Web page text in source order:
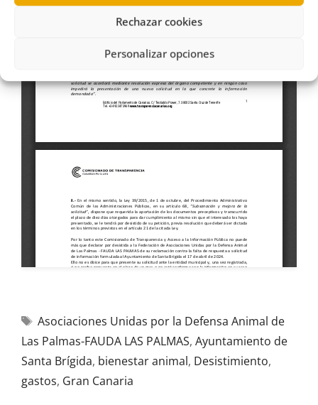
Rechazar cookies
Personalizar opciones
Asociaciones Unidas por la Defensa Animal de
Las Palmas-FAUDA LAS PALMAS, Ayuntamiento de
Santa Brígida, bienestar animal, Desistimiento,
gastos, Gran Canaria